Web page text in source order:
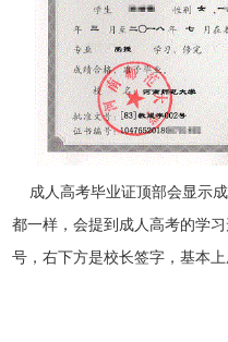
成人高考毕业证顶部会显示
都一样，会提到成人高考的学
号，右下方是校长签字，基本